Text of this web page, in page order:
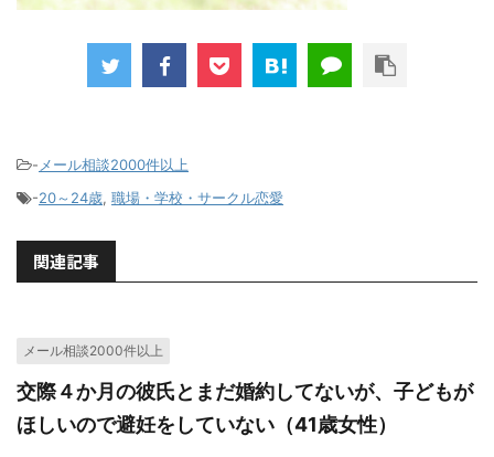
- メール相談2000件以上
-20～24歳, 職場・学校・サークル恋愛
関連記事
メール相談2000件以上
交際４か月の彼氏とまだ婚約してないが、子どもが
ほしいので避妊をしていない（41歳女性）